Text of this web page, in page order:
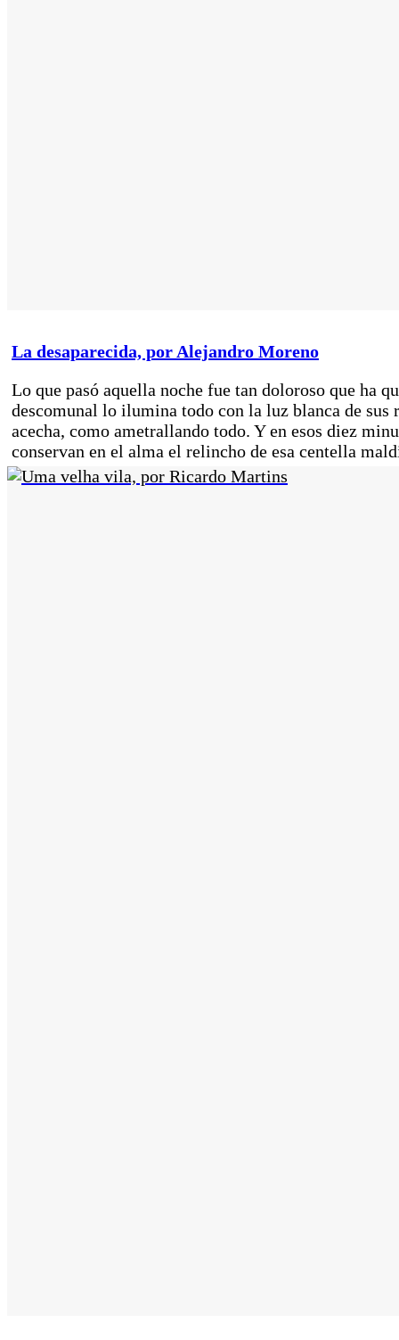
La desaparecida, por Alejandro Moreno
Lo que pasó aquella noche fue tan doloroso que ha
descomunal lo ilumina todo con la luz blanca de sus
acecha, como ametrallando todo. Y en esos diez
conservan en el alma el relincho de esa centella